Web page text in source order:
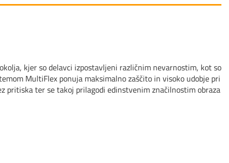
kjer so delavci izpostavljeni različnim nevarnostim, kot so
MultiFlex ponuja maksimalno zaščito in visoko udobje pri
pritiska ter se takoj prilagodi edinstvenim značilnostim obraza